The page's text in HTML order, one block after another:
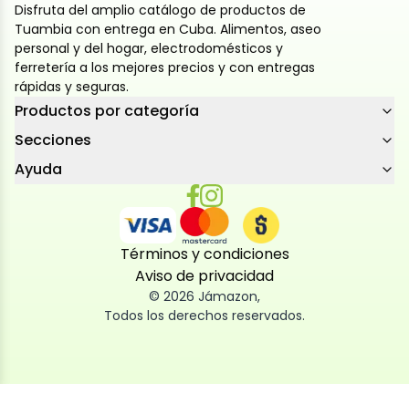
Disfruta del amplio catálogo de productos de
Tuambia con entrega en Cuba. Alimentos, aseo
personal y del hogar, electrodomésticos y
ferretería a los mejores precios y con entregas
rápidas y seguras.
Productos por categoría
Secciones
Ayuda
Términos y condiciones
Aviso de privacidad
© 2026 Jámazon,
Todos los derechos reservados.